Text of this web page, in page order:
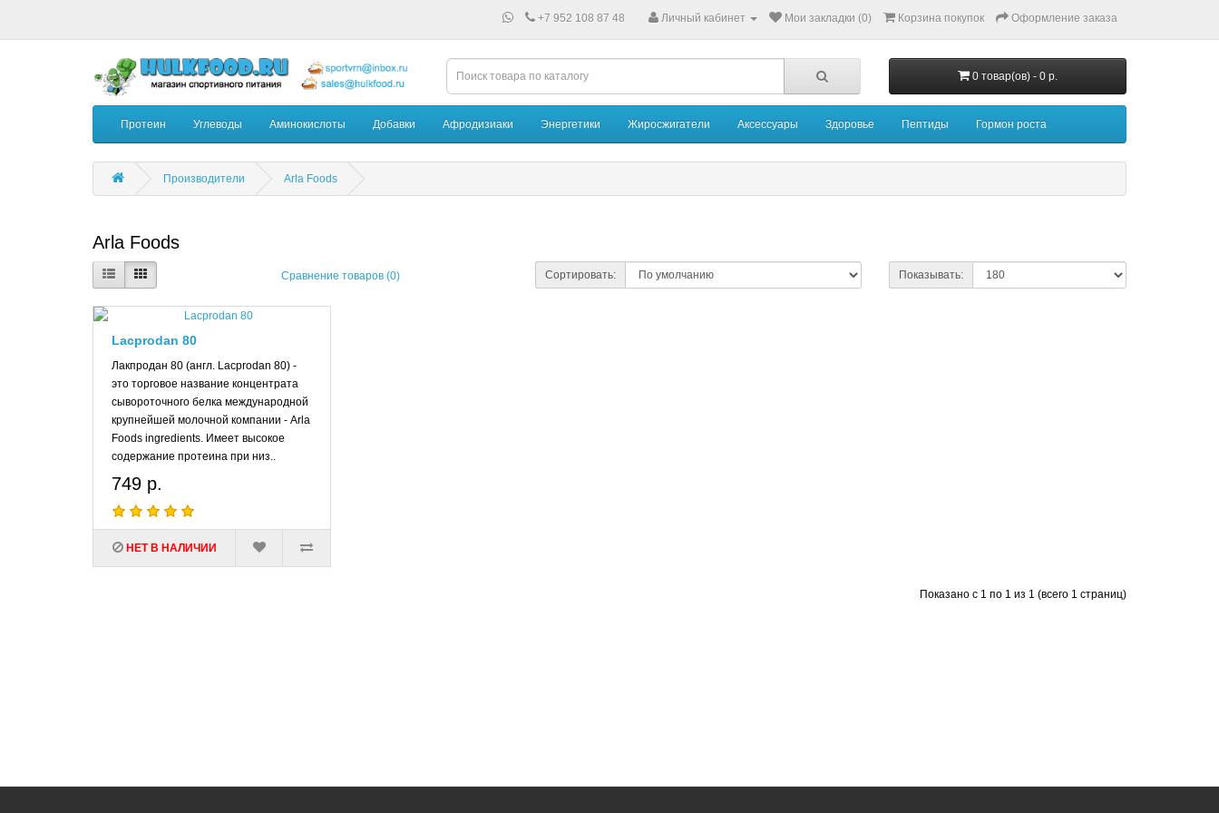
+7 952 108 87 48 Личный кабинет Мои закладки (0) Корзина покупок Оформление заказа
0 товар(ов) - 0 р.
Протеин Углеводы Аминокислоты Добавки Афродизиаки Энергетики Жиросжигатели Аксессуары Здоровье Пептиды Гормон роста
Производители Arla Foods
Arla Foods
Сравнение товаров (0) Сортировать: Показывать:
Lacprodan 80
Лакпродан 80 (англ. Lacprodan 80) -
это торговое название концентрата
сывороточного белка международной
крупнейшей молочной компании - Arla
Foods ingredients. Имеет высокое
содержание протеина при низ..
749 р.
НЕТ В НАЛИЧИИ
Показано с 1 по 1 из 1 (всего 1 страниц)